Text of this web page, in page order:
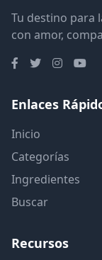
Tu destino para
con amor,
Enlaces
Inicio
Categorías
Ingredientes
Buscar
Recursos